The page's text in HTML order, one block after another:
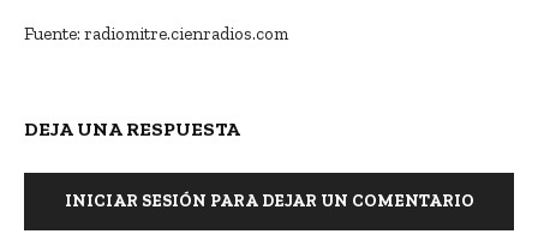
Fuente: radiomitre.cienradios.com
DEJA UNA RESPUESTA
INICIAR SESIÓN PARA DEJAR UN COMENTARIO